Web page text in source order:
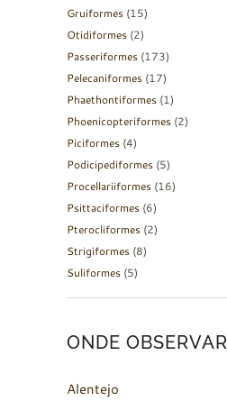
Gruiformes (15)
Otidiformes (2)
Passeriformes (173)
Pelecaniformes (17)
Phaethontiformes (1)
Phoenicopteriformes (2)
Piciformes (4)
Podicipediformes (5)
Procellariiformes (16)
Psittaciformes (6)
Pterocliformes (2)
Strigiformes (8)
Suliformes (5)
ONDE OBSERVAR
Alentejo